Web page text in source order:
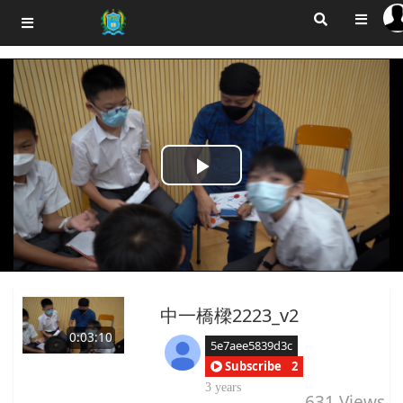
Play
Video
0:03:10
中一橋樑2223_v2
5e7aee5839d3c
Subscribe
2
3 years